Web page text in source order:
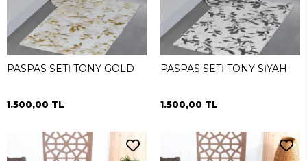
PASPAS SETİ TONY GOLD
1.500,00 TL
PASPAS SETİ TONY SİYAH
1.500,00 TL